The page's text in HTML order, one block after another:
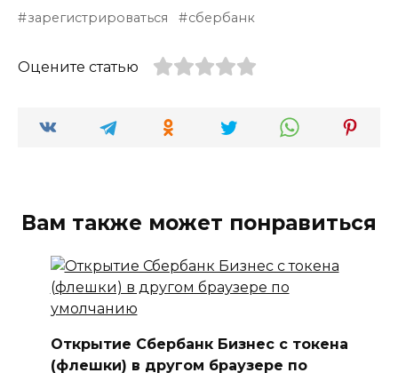
зарегистрироваться сбербанк
Оцените статью
Вам также может понравиться
Открытие Сбербанк Бизнес с токена
(флешки) в другом браузере по